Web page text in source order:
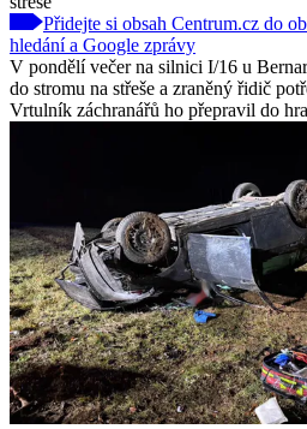
Přidejte si obsah Centrum.cz do
hledání a Google zprávy
V pondělí večer na silnici I/16 u
do stromu na střeše a zraněný řidič
Vrtulník záchranářů ho přepravil do